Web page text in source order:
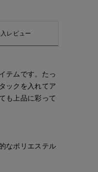
レビュー
テムです。たっ
ックを入れてア
も上品に彩って
なポリエステル